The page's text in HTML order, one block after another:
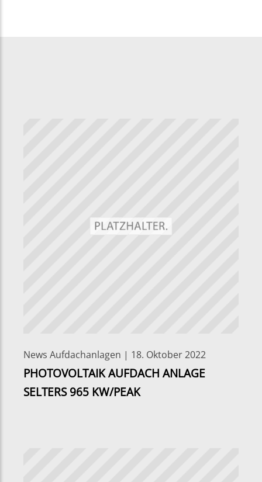
News Aufdachanlagen | 18. Oktober 2022
PHOTOVOLTAIK AUFDACH ANLAGE
SELTERS 965 KW/PEAK